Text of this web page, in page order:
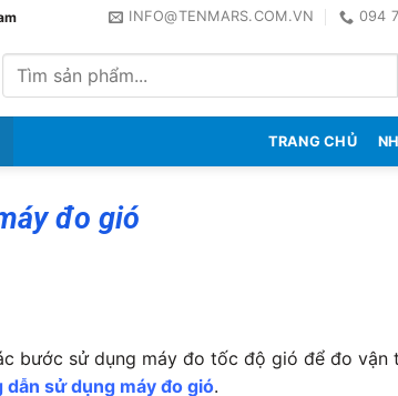
INFO@TENMARS.COM.VN 094
kiếm:
TRANG CHỦ
đo gió
bước sử dụng máy đo tốc độ gió để đo
dẫn sử dụng máy đo gió.